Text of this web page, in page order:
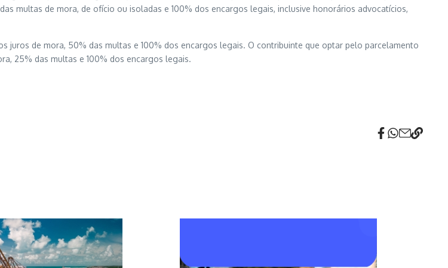
multas de mora, de ofício ou isoladas e 100% dos encargos legais, inclusive honorários advocatícios,
juros de mora, 50% das multas e 100% dos encargos legais. O contribuinte que optar pelo parcelamento
25% das multas e 100% dos encargos legais.